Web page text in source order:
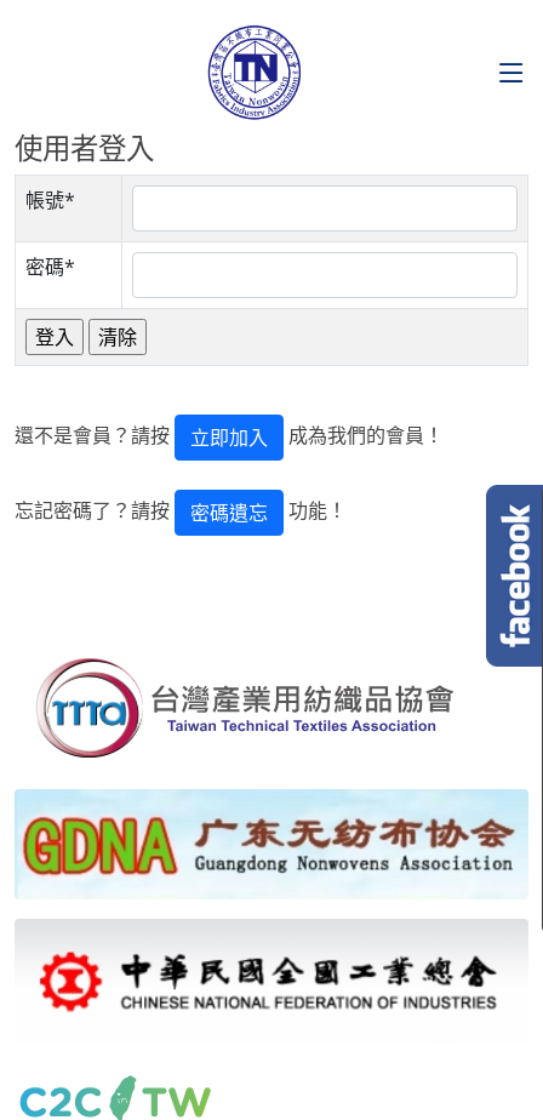
使用者登入
帳號*
密碼*
還不是會員？請按 立即加入 成為我們的會員！
忘記密碼了？請按 密碼遺忘 功能！